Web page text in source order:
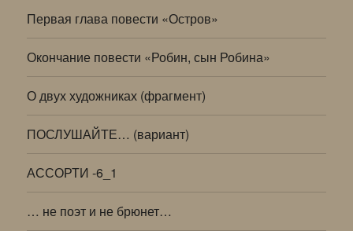
Первая глава повести «Остров»
Окончание повести «Робин, сын Робина»
О двух художниках (фрагмент)
ПОСЛУШАЙТЕ… (вариант)
АССОРТИ -6_1
… не поэт и не брюнет…